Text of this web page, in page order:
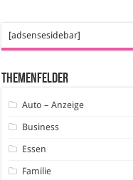
[adsensesidebar]
Themenfelder
Auto – Anzeige
Business
Essen
Familie